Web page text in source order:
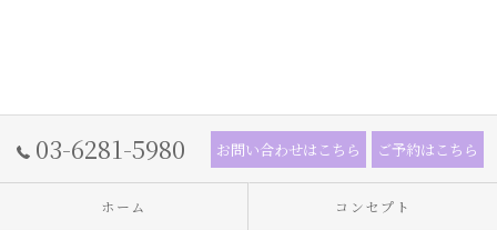
03-6281-5980 お問い合わせはこちら ご予約はこちら
ホーム コンセプト